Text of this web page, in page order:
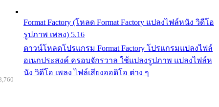
Format Factory (โหลด Format Factory แปลงไฟล์หนัง วิดีโอ
รูปภาพ เพลง) 5.16
ดาวน์โหลดโปรแกรม Format Factory โปรแกรมแปลงไฟล์
อเนกประสงค์ ครอบจักรวาล ใช้แปลงรูปภาพ แปลงไฟล์ห
นัง วิดีโอ เพลง ไฟล์เสียงออดิโอ ต่าง ๆ